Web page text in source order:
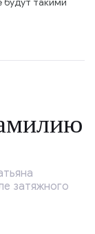
будут такими
затяжного